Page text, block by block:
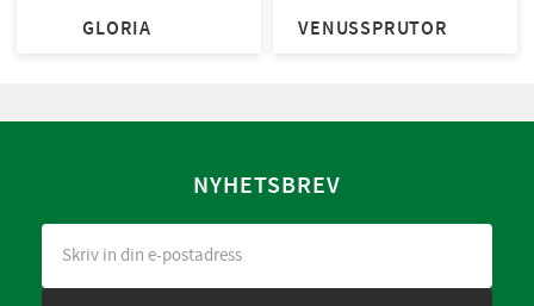
GLORIA VENUSSPRUTOR
NYHETSBREV